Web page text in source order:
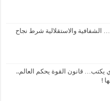
الشفافية والاستقلالية شرط نجاح
قانون القوة يحكم العالم..
!